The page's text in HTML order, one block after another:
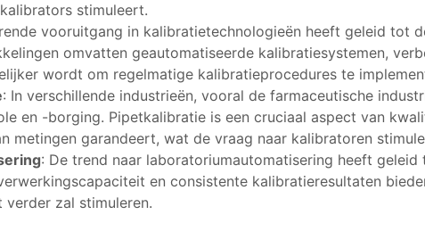
stimuleert.
vooruitgang in kalibratietechnologieën heeft geleid tot
omvatten geautomatiseerde kalibratiesystemen,
wordt om regelmatige kalibratieprocedures te
: In verschillende industrieën, vooral de farmaceutische
en -borging. Pipetkalibratie is een cruciaal aspect van
metingen garandeert, wat de vraag naar kalibratoren
: De trend naar laboratoriumautomatisering heeft
en consistente kalibratieresultaten
zal stimuleren.